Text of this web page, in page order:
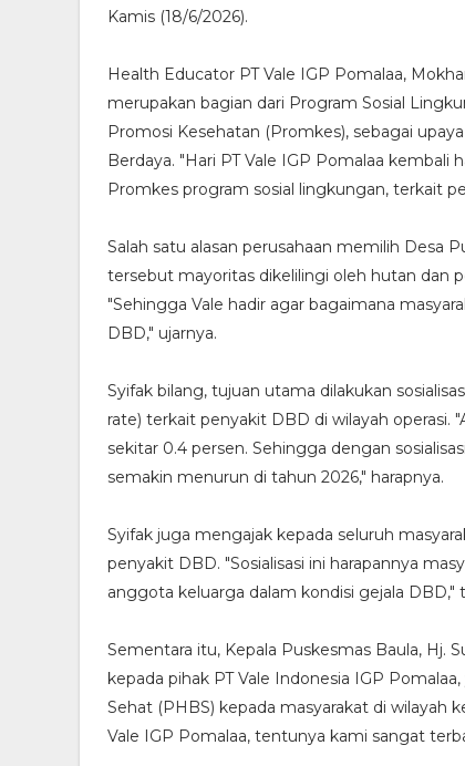
Kamis (18/6/2026).
Health Educator PT Vale IGP Pomalaa,
merupakan bagian dari Program Sosial
Promosi Kesehatan (Promkes), sebagai
Berdaya. "Hari PT Vale IGP Pomalaa
Promkes program sosial lingkungan, terkait
Salah satu alasan perusahaan memilih Desa
tersebut mayoritas dikelilingi oleh hutan dan
"Sehingga Vale hadir agar bagaimana
DBD," ujarnya.
Syifak bilang, tujuan utama dilakukan
rate) terkait penyakit DBD di wilayah operasi.
sekitar 0.4 persen. Sehingga dengan
semakin menurun di tahun 2026," harapnya.
Syifak juga mengajak kepada seluruh
penyakit DBD. "Sosialisasi ini harapannya
anggota keluarga dalam kondisi gejala DBD,"
Sementara itu, Kepala Puskesmas Baula, Hj.
kepada pihak PT Vale Indonesia IGP
Sehat (PHBS) kepada masyarakat di wilayah
Vale IGP Pomalaa, tentunya kami sangat